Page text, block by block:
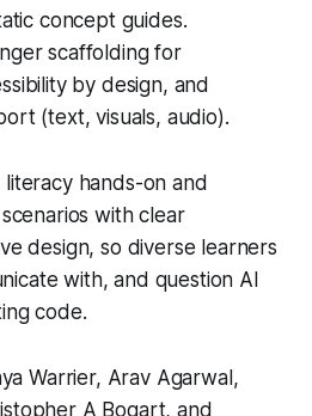
concept guides.
scaffolding for
by design, and
(text, visuals, audio).
hands-on and
with clear
design, so diverse learners
with, and question AI
code.
Warrier, Arav Agarwal,
A Bogart, and